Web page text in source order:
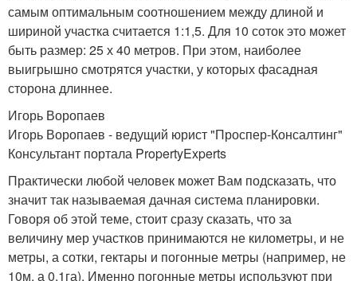
самым оптимальным соотношением между длиной и
шириной участка считается 1:1,5. Для 10 соток это может
быть размер: 25 х 40 метров. При этом, наиболее
выигрышно смотрятся участки, у которых фасадная
сторона длиннее.
Игорь Воропаев
Игорь Воропаев - ведущий юрист "Проспер-Консалтинг"
Консультант портала PropertyExperts
Практически любой человек может Вам подсказать, что
значит так называемая дачная система планировки.
Говоря об этой теме, стоит сразу сказать, что за
величину мер участков принимаются не километры, и не
метры, а сотки, гектары и погонные метры (например, не
10м, а 0,1га). Именно погонные метры используют при